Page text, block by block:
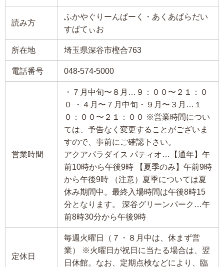
読み方
ふかやぐりーんぱーく・あくあぱらだい
すぱてぃお
所在地 埼玉県深谷市樫合763
電話番号 048-574-5000
営業時間
・７月中旬〜８月…９：００〜２１：０
０ ・４月〜７月中旬・９月〜３月…１
０：００〜２１：００ ※営業時間につい
ては、予告なく変更することがございま
すので、事前にご確認下さい。
アクアパラダイス パティオ…【通年】午
前10時から午後9時 【夏季のみ】午前9時
から午後9時 （注意）夏季については夏
休み期間中。最終入場時間は午後8時15
分となります。 深谷グリーンパーク…午
前8時30分から午後9時
定休日
毎週火曜日（７・８月中は、休まず営
業） ※火曜日が祝日に当たる場合は、翌
日休館。なお、定期点検などにより、臨